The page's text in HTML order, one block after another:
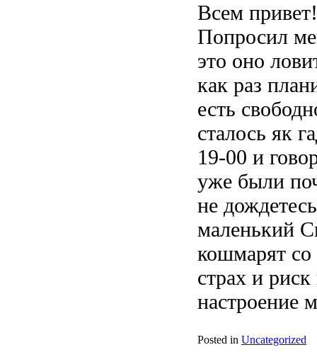
Всем привет!
Попросил
это оно
как раз
есть
сталось як
19-00 и
уже были
не
маленький
кошмарят
страх и
настроение
Posted in Uncategorized